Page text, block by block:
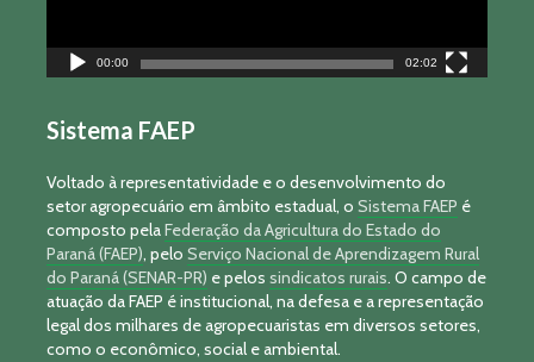
00:00 02:02
Sistema FAEP
Voltado à representatividade e o desenvolvimento do
setor agropecuário em âmbito estadual, o Sistema FAEP é
composto pelaFederação da Agricultura do Estado do
Paraná (FAEP), pelo Serviço Nacional de Aprendizagem Rural
do Paraná (SENAR-PR) e pelos sindicatos rurais. O campo de
atuação da FAEP é institucional, na defesa e a representação
legal dos milhares de agropecuaristas em diversos setores,
como o econômico, social e ambiental.